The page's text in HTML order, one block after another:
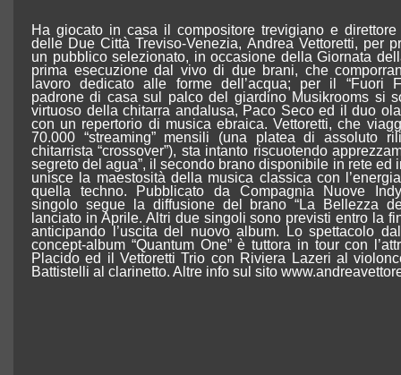
Ha giocato in casa il compositore trevigiano e
delle Due Città Treviso-Venezia, Andrea Vettoretti, per
un pubblico selezionato, in occasione della Giornata
prima esecuzione dal vivo di due brani, che
lavoro dedicato alle forme dell’acqua; per il “Fuori
padrone di casa sul palco del giardino Musikrooms si
virtuoso della chitarra andalusa, Paco Seco ed il duo
con un repertorio di musica ebraica. Vettoretti, che
70.000 “streaming” mensili (una platea di assoluto
chitarrista “crossover”), sta intanto riscuotendo
segreto del agua”, il secondo brano disponibile in rete ed
unisce la maestosità della musica classica con
quella techno. Pubblicato da Compagnia Nuove
singolo segue la diffusione del brano “La Bellezza
lanciato in Aprile. Altri due singoli sono previsti entro la
anticipando l’uscita del nuovo album. Lo spettacolo
concept-album “Quantum One” è tuttora in tour con
Placido ed il Vettoretti Trio con Riviera Lazeri al
Battistelli al clarinetto. Altre info sul sito